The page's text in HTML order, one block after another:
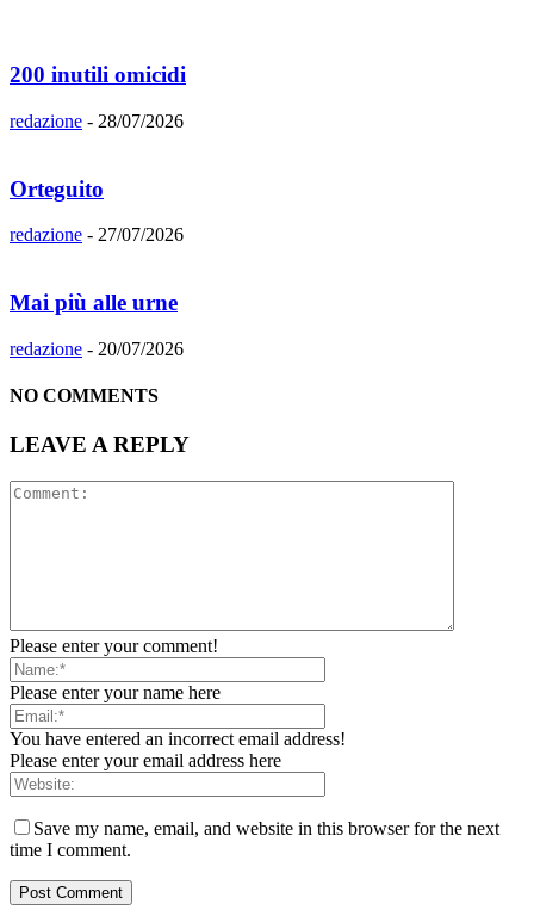
200 inutili omicidi
redazione - 28/07/2026
Orteguito
redazione - 27/07/2026
Mai più alle urne
redazione - 20/07/2026
NO COMMENTS
LEAVE A REPLY
Please enter your comment!
Please enter your name here
You have entered an incorrect email address!
Please enter your email address here
Save my name, email, and website in this browser for the next
time I comment.